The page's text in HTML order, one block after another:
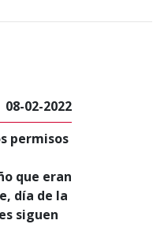
08-02-2022
permisos
que eran
día de la
siguen